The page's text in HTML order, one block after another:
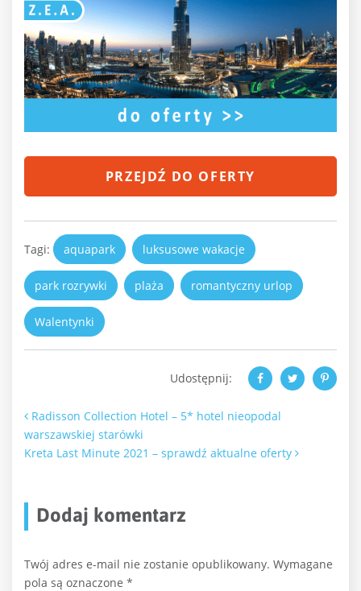
PRZEJDŹ DO OFERTY
Tagi: aquapark luksusowe wakacje
park rozrywki plaża romantyczny urlop
Walentynki
Udostępnij:
Nawigacja po artykułach
Radisson Collection Hotel – 5* hotel nieopodal
warszawskiej starówki
Kreta Last Minute 2021 – sprawdź aktualne oferty
Dodaj komentarz
Twój adres e-mail nie zostanie opublikowany. Wymagane
pola są oznaczone *